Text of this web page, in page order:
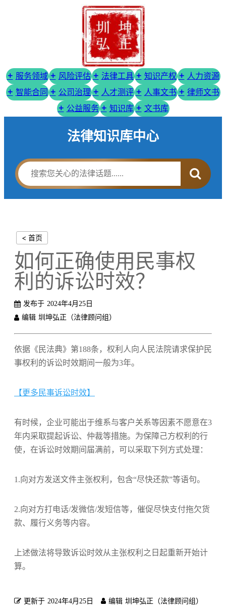
服务领域 风险评估 法律工具 知识产权
人力资源
智能合同
公司治理 人才测评 人事文书
律师文书
公益服务
知识库 文书库
法律知识库中心
< 首页
如何正确使用民事权
利的诉讼时效？
发布于 2024年4月25日
编辑 圳坤弘正（法律顾问组）
依据《民法典》第188条，权利人向人民法院请求保护民
事权利的诉讼时效期间一般为3年。
【更多民事诉讼时效】
有时候，企业可能出于维系与客户关系等因素不愿意在3
年内采取提起诉讼、仲裁等措施。为保障己方权利的行
使，在诉讼时效期间届满前，可以采取下列方式处理：
1.向对方发送文件主张权利，包含“尽快还款”等语句。
2.向对方打电话/发微信/发短信等，催促尽快支付拖欠货
款、履行义务等内容。
上述做法将导致诉讼时效从主张权利之日起重新开始计
算。
更新于 2024年4月25日 编辑 圳坤弘正（法律顾问组）